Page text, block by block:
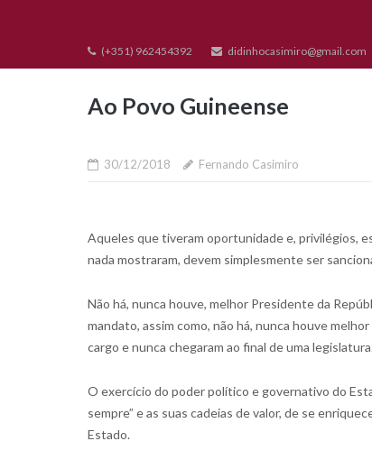
(+351) 962454392 didinhocasimiro@gmail.com
Ao Povo Guineense
30/12/2018 Fernando Casimiro
Aqueles que tiveram oportunidade e, privilégios,
nada mostraram, devem simplesmente ser
Não há, nunca houve, melhor Presidente da
mandato, assim como, não há, nunca houve
cargo e nunca chegaram ao final de uma legislatura.
O exercício do poder político e governativo do
sempre” e as suas cadeias de valor, de se
Estado.